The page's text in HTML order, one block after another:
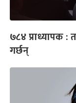
७८४ प्राध्यापक :
गर्छन्